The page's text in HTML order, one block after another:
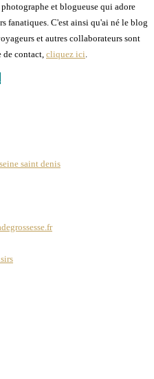
et blogueuse qui adore
fanatiques. C'est ainsi qu'ai né le blog
et autres collaborateurs sont
contact, cliquez ici
saint denis